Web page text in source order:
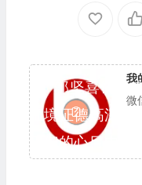
邬坚喜饶尊
证境证德高深无
王们的心目中有
我
微